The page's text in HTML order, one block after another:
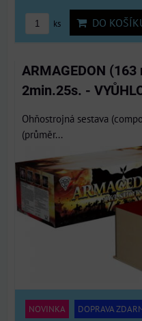
ks DO
ARMAGEDON
2min.25s. -
Ohňostrojná sestava
(průměr...
NOVINKA DOPRAVA